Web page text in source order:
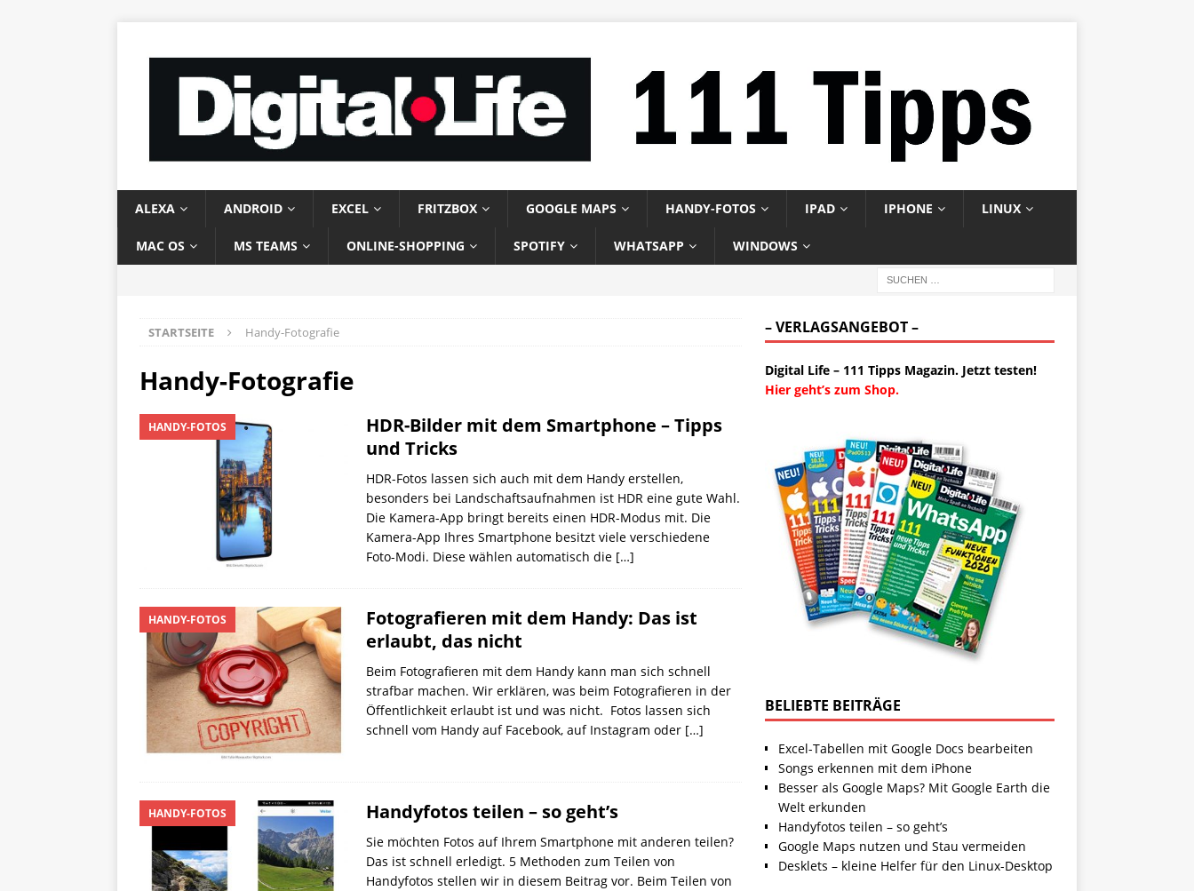
ALEXA ANDROID EXCEL FRITZBOX GOOGLE MAPS HANDY-FOTOS IPAD IPHONE LINUX
MAC OS MS TEAMS ONLINE-SHOPPING SPOTIFY WHATSAPP WINDOWS
STARTSEITE Handy-Fotografie
Handy-Fotografie
HANDY-FOTOS
HDR-Bilder mit dem Smartphone – Tipps
und Tricks
HDR-Fotos lassen sich auch mit dem Handy erstellen,
besonders bei Landschaftsaufnahmen ist HDR eine gute Wahl.
Die Kamera-App bringt bereits einen HDR-Modus mit. Die
Kamera-App Ihres Smartphone besitzt viele verschiedene
Foto-Modi. Diese wählen automatisch die […]
HANDY-FOTOS
Fotografieren mit dem Handy: Das ist
erlaubt, das nicht
Beim Fotografieren mit dem Handy kann man sich schnell
strafbar machen. Wir erklären, was beim Fotografieren in der
Öffentlichkeit erlaubt ist und was nicht. Fotos lassen sich
schnell vom Handy auf Facebook, auf Instagram oder […]
HANDY-FOTOS Handyfotos teilen – so geht’s
Sie möchten Fotos auf Ihrem Smartphone mit anderen teilen?
Das ist schnell erledigt. 5 Methoden zum Teilen von
Handyfotos stellen wir in diesem Beitrag vor. Beim Teilen von
– VERLAGSANGEBOT –
Digital Life – 111 Tipps Magazin. Jetzt testen!
Hier geht’s zum Shop.
BELIEBTE BEITRÄGE
Excel-Tabellen mit Google Docs bearbeiten
Songs erkennen mit dem iPhone
Besser als Google Maps? Mit Google Earth die
Welt erkunden
Handyfotos teilen – so geht’s
Google Maps nutzen und Stau vermeiden
Desklets – kleine Helfer für den Linux-Desktop